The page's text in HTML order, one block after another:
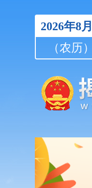
2026年8
（农历